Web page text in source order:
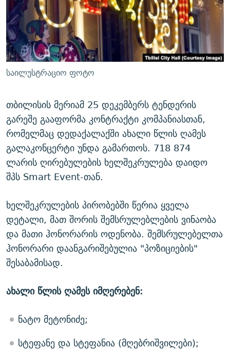
ᲛᲝᲚᲐᲞᲐᲠᲐᲙᲔ ᲢᲔᲥᲡᲢᲔᲑᲘ
ᲨᲘᲜ - ᲣᲪᲮᲝᲔᲗᲨᲘ
ᲚᲘᲢᲔᲠᲐᲢᲣᲠᲣᲚᲘ ᲬᲐᲮᲜᲐᲒᲔᲑᲘ
ᲐᲛᲔᲠᲘᲙᲣᲚᲘ ᲛᲝᲗᲮᲠᲝᲑᲐ
ᲩᲔᲛᲘ ᲡᲘᲙᲕᲓᲘᲚᲘᲡ ᲛᲘᲖᲔᲖᲘᲐ COVID-19
11 ᲬᲔᲚᲘ - 11 ᲐᲛᲑᲐᲕᲘ
ᲡᲐᲞᲐᲠᲚᲐᲛᲔᲜᲢᲝ ᲐᲠᲩᲔᲕᲜᲔᲑᲘᲡ ᲘᲡᲢᲝᲠᲘᲐ
ᲑᲐᲕᲨᲕᲔᲑᲘ ᲞᲠᲝᲡᲢᲘᲢᲣᲪᲘᲐᲨᲘ - ᲐᲛᲝᲣᲗᲥᲛᲔᲚᲘ ᲐᲛᲑᲐᲕᲘ
ᲐᲒᲕᲘᲡᲢᲝᲡ ᲝᲛᲘ
ПРИВЕТ ᲙᲣᲚᲢᲣᲠᲐ
ᲒᲐᲛᲝᲘᲬᲔᲠᲔ
რთე/რთ-ის ყველა საიტი
საილუსტრაციო ფოტო
თბილისის მერიამ 25 დეკემბერს ტენდერის
გარეშე გააფორმა კონტრაქტი კომპანიასთან,
რომელმაც დედაქალაქში ახალი წლის ღამეს
გალაკონცერტი უნდა გამართოს. 718 874
ლარის ღირებულების ხელშეკრულება დაიდო
შპს Smart Event-თან.
ხელშეკრულების პირობებში წერია ყველა
დეტალი, მათ შორის შემსრულებლების ვინაობა
და მათი ჰონორარის ოდენობა. შემსრულებელთა
ჰონორარი დაანგარიშებულია "პოზიციების"
შესაბამისად.
ახალი წლის ღამეს იმღერებენ:
ნატო მეტონიძე;
სტეფანე და სტეფანია (მღებრიშვილები);